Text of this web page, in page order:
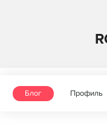
Блог Профиль